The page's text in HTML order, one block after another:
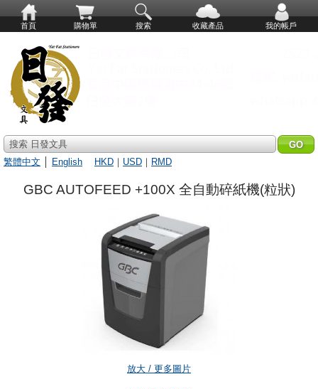
首頁 購物單 搜索 收藏產品 我的帳戶
搜索 日發文具
繁體中文
English HKD ｜ USD ｜ RMD
GBC AUTOFEED +100X 全自動碎紙機(粒狀)
放大 / 更多圖片